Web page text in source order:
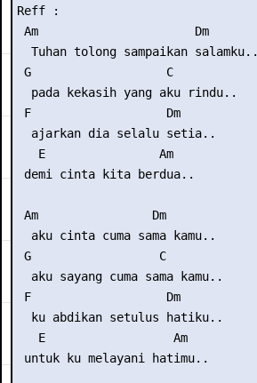
Reff :
Am                      Dm
  Tuhan tolong sampaikan salamku..
G                   C
  pada kekasih yang aku rindu..
F                   Dm
  ajarkan dia selalu setia..
   E                Am
demi cinta kita berdua..
Am                Dm
  aku cinta cuma sama kamu..
G                  C
  aku sayang cuma sama kamu..
F                   Dm
  ku abdikan setulus hatiku..
   E                  Am
untuk ku melayani hatimu..